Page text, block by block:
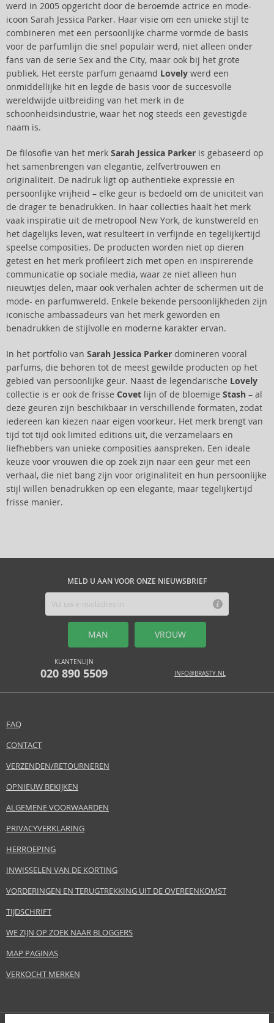
werd in 2005 opgericht door de beroemde actrice en mode-
icoon Sarah Jessica Parker. Haar visie om een unieke stijl te
combineren met een persoonlijke charme vormde de basis
voor de parfumlijn die snel populair werd, niet alleen onder
fans van de serie Sex and the City, maar ook bij het grote
publiek. Het eerste parfum genaamd Lovely werd een
onmiddellijke hit en legde de basis voor de succesvolle
wereldwijde uitbreiding van het merk in de
schoonheidsindustrie, waar het nog steeds een gevestigde
naam is.
De filosofie van het merk Sarah Jessica Parker is gebaseerd op
het samenbrengen van elegantie, zelfvertrouwen en
originaliteit. De nadruk ligt op authentieke expressie en
persoonlijke vrijheid – elke geur is bedoeld om de uniciteit van
de drager te benadrukken. In haar collecties haalt het merk
vaak inspiratie uit de metropool New York, de kunstwereld en
het dagelijks leven, wat resulteert in verfijnde en tegelijkertijd
speelse composities. De producten worden niet op dieren
getest en het merk profileert zich met open en inspirerende
communicatie op sociale media, waar ze niet alleen hun
nieuwtjes delen, maar ook verhalen achter de schermen uit de
mode- en parfumwereld. Enkele bekende persoonlijkheden zijn
iconische ambassadeurs van het merk geworden en
benadrukken de stijlvolle en moderne karakter ervan.
In het portfolio van Sarah Jessica Parker domineren vooral
parfums, die behoren tot de meest gewilde producten op het
gebied van persoonlijke geur. Naast de legendarische Lovely
collectie is er ook de frisse Covet lijn of de bloemige Stash – al
deze geuren zijn beschikbaar in verschillende formaten, zodat
iedereen kan kiezen naar eigen voorkeur. Het merk brengt van
tijd tot tijd ook limited editions uit, die verzamelaars en
liefhebbers van unieke composities aanspreken. Een ideale
keuze voor vrouwen die op zoek zijn naar een geur met een
verhaal, die niet bang zijn voor originaliteit en hun persoonlijke
stijl willen benadrukken op een elegante, maar tegelijkertijd
frisse manier.
MELD U AAN VOOR ONZE NIEUWSBRIEF
MAN VROUW
KLANTENLIJN
020 890 5509 INFO@BRASTY.NL
FAQ
CONTACT
VERZENDEN/RETOURNEREN
OPNIEUW BEKIJKEN
ALGEMENE VOORWAARDEN
PRIVACYVERKLARING
HERROEPING
INWISSELEN VAN DE KORTING
VORDERINGEN EN TERUGTREKKING UIT DE OVEREENKOMST
TIJDSCHRIFT
WE ZIJN OP ZOEK NAAR BLOGGERS
MAP PAGINAS
VERKOCHT MERKEN